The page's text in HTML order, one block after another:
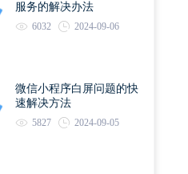
服务的解决办法
6032 2024-09-06
微信小程序白屏问题的快
速解决方法
5827 2024-09-05